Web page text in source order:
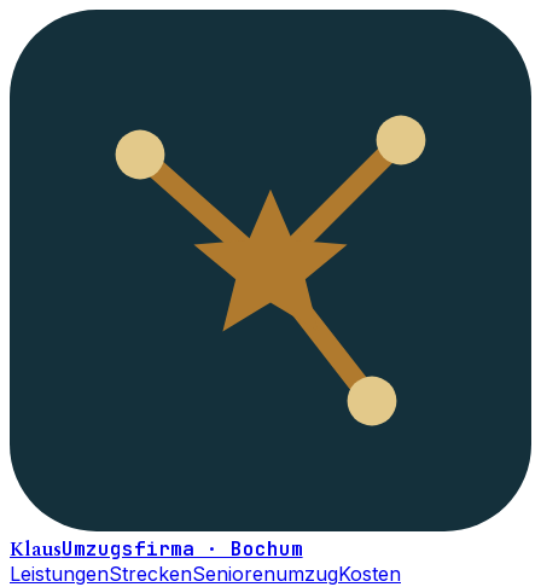
KlausUmzugsfirma · Bochum
LeistungenStreckenSeniorenumzugKosten